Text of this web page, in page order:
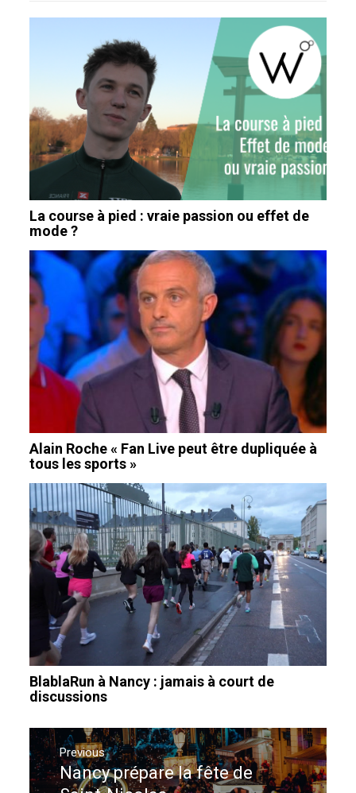
La course à pied : vraie passion ou effet de
mode ?
Alain Roche « Fan Live peut être dupliquée à
tous les sports »
BlablaRun à Nancy : jamais à court de
discussions
Navigation
de
l’article
Previous
Previous
post:
Nancy prépare la fête de